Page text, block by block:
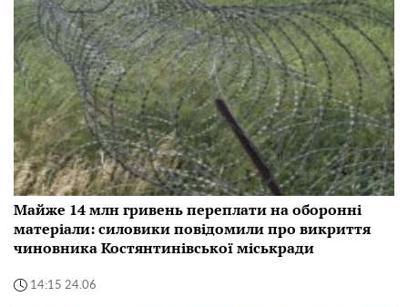
Майже 14 млн гривень переплати на оборонні
матеріали: силовики повідомили про викриття
чиновника Костянтинівської міськради
14:15 24.06